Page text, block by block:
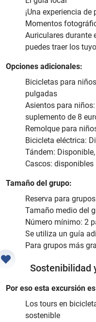
¡Una experiencia de
Momentos
Auriculares durante
puedes traer los
Opciones adicionales:
Bicicletas para
pulgadas
Asientos para
suplemento de 8
Remolque para
Bicicleta eléctrica:
Tándem:
Cascos: disponibles
Tamaño del grupo:
Reserva para
Tamaño medio del
Número mínimo: 2
Se utiliza un guía
Para grupos más
Sostenibilidad
Por eso esta excursión
Los tours en
sostenible